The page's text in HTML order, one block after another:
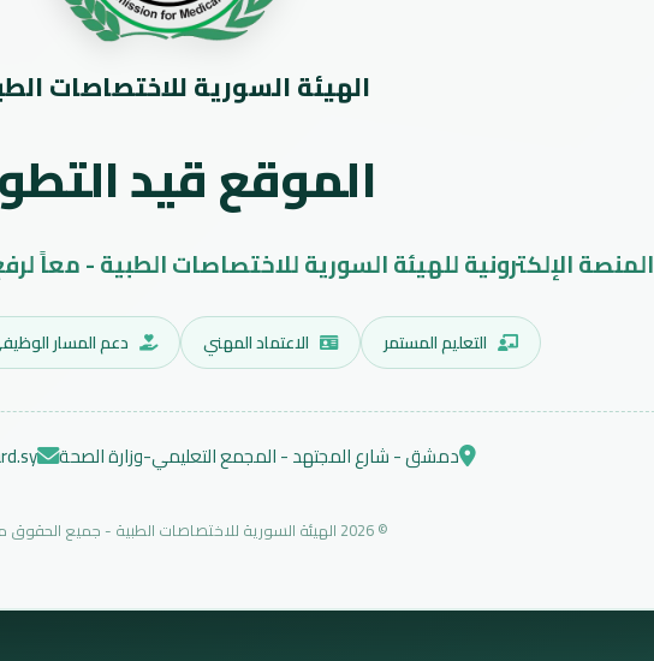
الهيئة السورية للاختصاصات
الموقع قيد
المنصة الإلكترونية للهيئة السورية للاختصاصات الطبية - معاً
التعليم المستمر الاعتماد المهني دعم المسار
دمشق - شارع المجتهد - المجمع التعليمي-وزارة الصحة
© 2026 الهيئة السورية للاختصاصات الطبية - جميع الحقوق محفوظة